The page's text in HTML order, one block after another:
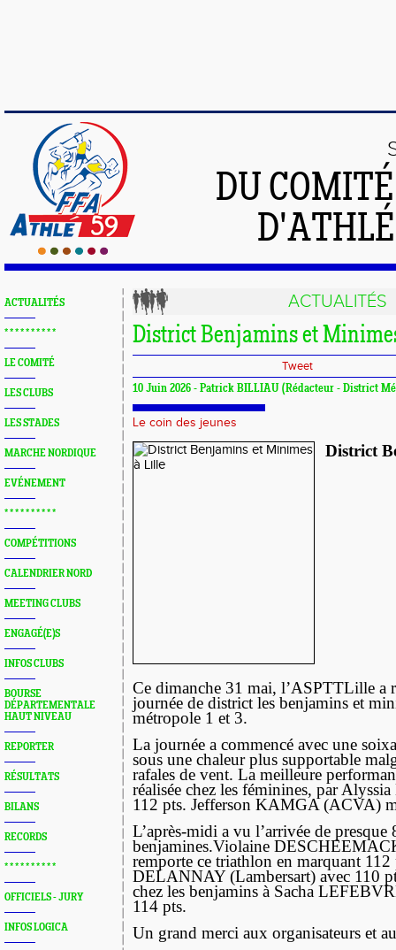
DU
ACTUALITÉS
* * * * * * * * * *
LE COMITÉ
LES CLUBS
LES STADES
MARCHE NORDIQUE
EVÉNEMENT
* * * * * * * * * *
COMPÉTITIONS
CALENDRIER NORD
MEETING CLUBS
ENGAGÉ(E)S
INFOS CLUBS
BOURSE
DÉPARTEMENTALE
HAUT NIVEAU
REPORTER
RÉSULTATS
BILANS
RECORDS
* * * * * * * * * *
OFFICIELS - JURY
INFOS LOGICA
ACTUALITÉS
District Benjamins et
Tweet
10 Juin 2026 - Patrick BILLIAU (Rédacteur - District
Le coin des jeunes
District
Ce dimanche 31 mai, l’ASPTTLille a
journée de district les benjamins et
métropole 1 et 3.
La journée a commencé avec une
sous une chaleur plus supportable
rafales de vent. La meilleure
réalisée chez les féminines, par
112 pts. Jefferson KAMGA (ACVA)
L’après-midi a vu l’arrivée de presque
benjamines.Violaine
remporte ce triathlon en marquant
DELANNAY (Lambersart) avec 110
chez les benjamins à Sacha
114 pts.
Un grand merci aux organisateurs et